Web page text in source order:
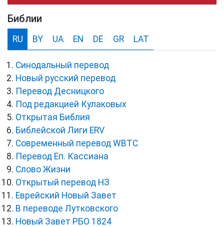
Библии
RU BY UA EN DE GR LAT
Синодальный перевод
Новый русский перевод
Перевод Десницкого
Под редакцией Кулаковых
Открытая Библия
Библейской Лиги ERV
Cовременный перевод WBTC
Перевод Еп. Кассиана
Слово Жизни
Открытый перевод НЗ
Еврейский Новый Завет
В переводе Лутковского
Новый Завет РБО 1824